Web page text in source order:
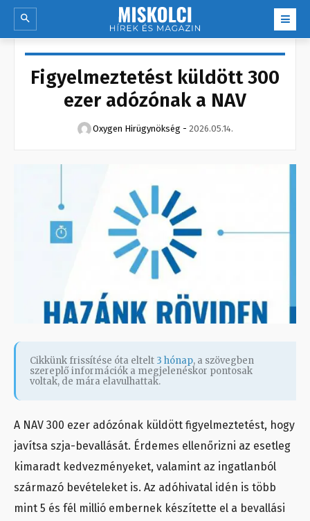
Figyelmeztetést küldött 300
ezer adózónak a NAV
Oxygen Hirügynökség - 2026.05.14.
Cikkünk frissítése óta eltelt 3 hónap, a szövegben
szereplő információk a megjelenéskor pontosak
voltak, de mára elavulhattak.
A NAV 300 ezer adózónak küldött figyelmeztetést, hogy
javítsa szja-bevallását. Érdemes ellenőrizni az esetleg
kimaradt kedvezményeket, valamint az ingatlanból
származó bevételeket is. Az adóhivatal idén is több
mint 5 és fél millió embernek készítette el a bevallási